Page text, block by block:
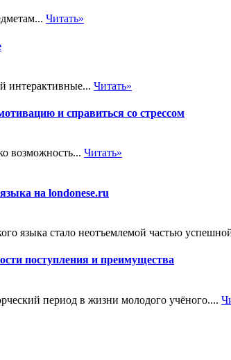
Читать»
интерактивные... Читать»
и справиться со стрессом
возможность... Читать»
на londonese.ru
языка стало неотъемлемой частью
поступления и преимущества
период в жизни молодого учёного....